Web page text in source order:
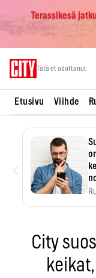
Terassikesä
Tätä et odottanut
Etusivu Viihde
City